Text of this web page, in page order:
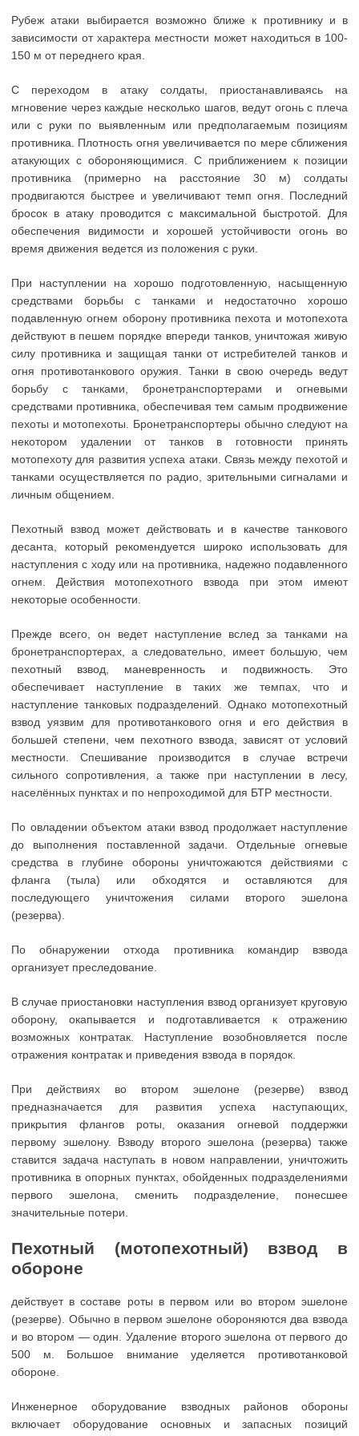
Рубеж атаки выбирается возможно ближе к противнику и в
зависимости от характера местности может находиться в 100-
150 м от переднего края.
С переходом в атаку солдаты, приостанавливаясь на
мгновение через каждые несколько шагов, ведут огонь с плеча
или с руки по выявленным или предполагаемым позициям
противника. Плотность огня увеличивается по мере сближения
атакующих с обороняющимися. С приближением к позиции
противника (примерно на расстояние 30 м) солдаты
продвигаются быстрее и увеличивают темп огня. Последний
бросок в атаку проводится с максимальной быстротой. Для
обеспечения видимости и хорошей устойчивости огонь во
время движения ведется из положения с руки.
При наступлении на хорошо подготовленную, насыщенную
средствами борьбы с танками и недостаточно хорошо
подавленную огнем оборону противника пехота и мотопехота
действуют в пешем порядке впереди танков, уничтожая живую
силу противника и защищая танки от истребителей танков и
огня противотанкового оружия. Танки в свою очередь ведут
борьбу с танками, бронетранспортерами и огневыми
средствами противника, обеспечивая тем самым продвижение
пехоты и мотопехоты. Бронетранспортеры обычно следуют на
некотором удалении от танков в готовности принять
мотопехоту для развития успеха атаки. Связь между пехотой и
танками осуществляется по радио, зрительными сигналами и
личным общением.
Пехотный взвод может действовать и в качестве танкового
десанта, который рекомендуется широко использовать для
наступления с ходу или на противника, надежно подавленного
огнем. Действия мотопехотного взвода при этом имеют
некоторые особенности.
Прежде всего, он ведет наступление вслед за танками на
бронетранспортерах, а следовательно, имеет большую, чем
пехотный взвод, маневренность и подвижность. Это
обеспечивает наступление в таких же темпах, что и
наступление танковых подразделений. Однако мотопехотный
взвод уязвим для противотанкового огня и его действия в
большей степени, чем пехотного взвода, зависят от условий
местности. Спешивание производится в случае встречи
сильного сопротивления, а также при наступлении в лесу,
населённых пунктах и по непроходимой для БТР местности.
По овладении объектом атаки взвод продолжает наступление
до выполнения поставленной задачи. Отдельные огневые
средства в глубине обороны уничтожаются действиями с
фланга (тыла) или обходятся и оставляются для
последующего уничтожения силами второго эшелона
(резерва).
По обнаружении отхода противника командир взвода
организует преследование.
В случае приостановки наступления взвод организует круговую
оборону, окапывается и подготавливается к отражению
возможных контратак. Наступление возобновляется после
отражения контратак и приведения взвода в порядок.
При действиях во втором эшелоне (резерве) взвод
предназначается для развития успеха наступающих,
прикрытия флангов роты, оказания огневой поддержки
первому эшелону. Взводу второго эшелона (резерва) также
ставится задача наступать в новом направлении, уничтожить
противника в опорных пунктах, обойденных подразделениями
первого эшелона, сменить подразделение, понесшее
значительные потери.
Пехотный (мотопехотный) взвод в
обороне
действует в составе роты в первом или во втором эшелоне
(резерве). Обычно в первом эшелоне обороняются два взвода
и во втором — один. Удаление второго эшелона от первого до
500 м. Большое внимание уделяется противотанковой
обороне.
Инженерное оборудование взводных районов обороны
включает оборудование основных и запасных позиций